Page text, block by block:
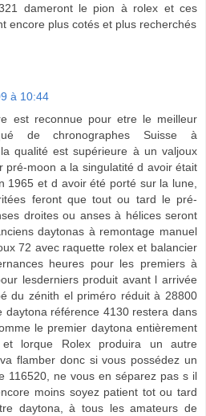
dameront le pion à rolex et ces
encore plus cotés et plus recherchés
à 10:44
est reconnue pour etre le meilleur
de chronographes Suisse à
qualité est supérieure à un valjoux
pré-moon a la singulatité d avoir était
1965 et d avoir été porté sur la lune,
feront que tout ou tard le pré-
droites ou anses à hélices seront
daytonas à remontage manuel
72 avec raquette rolex et balancier
heures pour les premiers à
lesderniers produit avant l arrivée
du zénith el priméro réduit à 28800
daytona référence 4130 restera dans
le premier daytona entièrement
lorque Rolex produira un autre
flamber donc si vous possédez un
116520, ne vous en séparez pas s il
moins soyez patient tot ou tard
daytona, à tous les amateurs de